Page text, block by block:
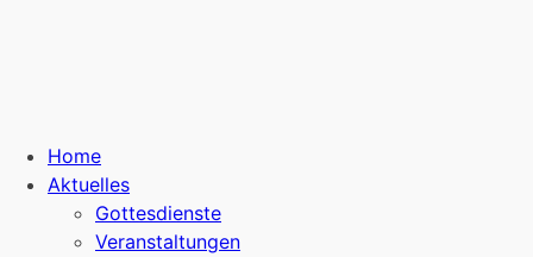
Home
Aktuelles
Gottesdienste
Veranstaltungen